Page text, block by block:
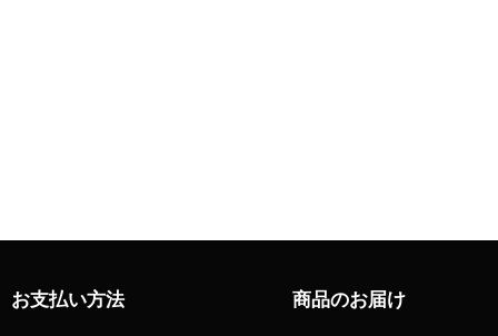
お支払い方法 商品のお届け